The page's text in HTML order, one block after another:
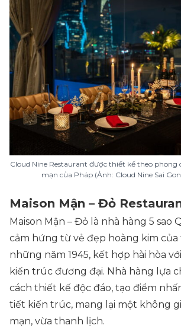
Cloud Nine Restaurant được thiết kế theo phong
mạn của Pháp (Ảnh: Cloud Nine Sai
Maison Mận – Đỏ
Maison Mận – Đỏ là nhà hàng 5 sao
cảm hứng từ vẻ đẹp hoàng kim của
những năm 1945, kết hợp hài hòa
kiến trúc đương đại. Nhà hàng lựa
cách thiết kế độc đáo, tạo điểm
tiết kiến trúc, mang lại một không
mạn, vừa thanh lịch.